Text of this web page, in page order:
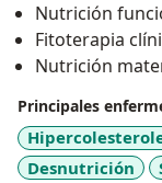
Nutrición
Fitoterapia
Nutrición
Principales
Desnutrición